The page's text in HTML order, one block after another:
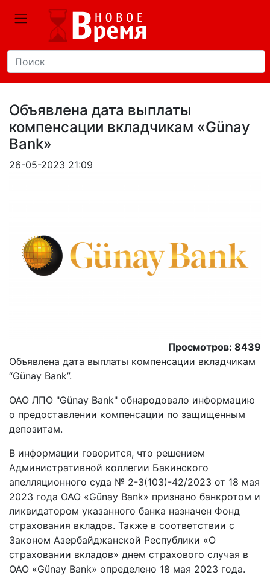
Объявлена ​​дата выплаты
компенсации вкладчикам «Günay
Bank»
26-05-2023 21:09
Просмотров: 8439
Объявлена ​​дата выплаты компенсации вкладчикам
“Günay Bank”.
ОАО ЛПО "Günay Bank" обнародовало информацию
о предоставлении компенсации по защищенным
депозитам.
В информации говорится, что решением
Административной коллегии Бакинского
апелляционного суда № 2-3(103)-42/2023 от 18 мая
2023 года ОАО «Günay Bank» признано банкротом и
ликвидатором указанного банка назначен Фонд
страхования вкладов. Также в соответствии с
Законом Азербайджанской Республики «О
страховании вкладов» днем ​​страхового случая в
ОАО «Günay Bank» определено 18 мая 2023 года.